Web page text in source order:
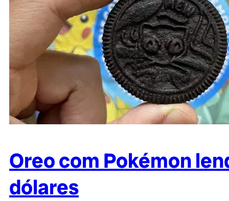
Oreo com Pokémon
dólares